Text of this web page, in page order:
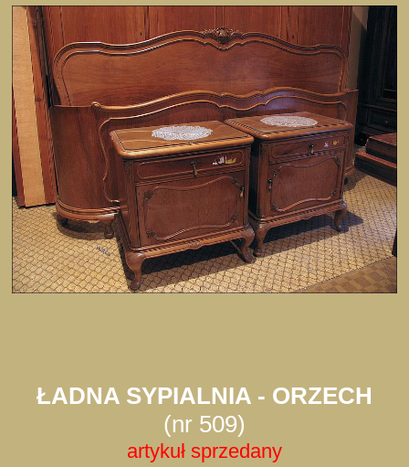
ŁADNA SYPIALNIA - ORZECH
(nr 509)
artykuł sprzedany